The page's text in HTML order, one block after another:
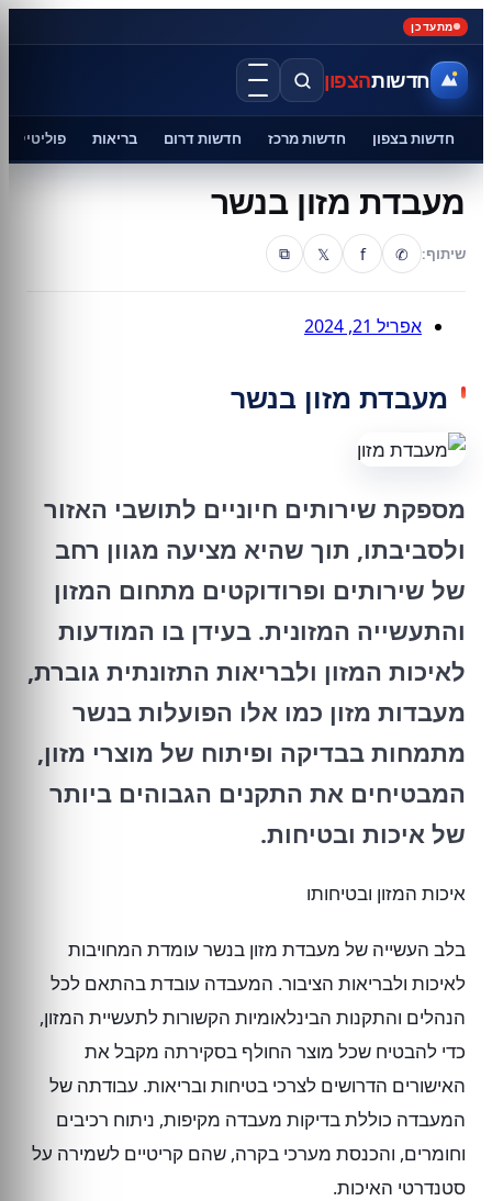
מתעדכן
חדשותהצפון
חדשות בצפון חדשות מרכז חדשות דרום בריאות פוליטיקה
מעבדת מזון בנשר
שיתוף: ✆
f
𝕏
⧉
אפריל 21, 2024
מעבדת מזון בנשר
מספקת שירותים חיוניים לתושבי האזור
ולסביבתו, תוך שהיא מציעה מגוון רחב
של שירותים ופרודוקטים מתחום המזון
והתעשייה המזונית. בעידן בו המודעות
לאיכות המזון ולבריאות התזונתית גוברת,
מעבדות מזון כמו אלו הפועלות בנשר
מתמחות בבדיקה ופיתוח של מוצרי מזון,
המבטיחים את התקנים הגבוהים ביותר
של איכות ובטיחות.
איכות המזון ובטיחותו
בלב העשייה של מעבדת מזון בנשר עומדת המחויבות
לאיכות ולבריאות הציבור. המעבדה עובדת בהתאם לכל
הנהלים והתקנות הבינלאומיות הקשורות לתעשיית המזון,
כדי להבטיח שכל מוצר החולף בסקירתה מקבל את
האישורים הדרושים לצרכי בטיחות ובריאות. עבודתה של
המעבדה כוללת בדיקות מעבדה מקיפות, ניתוח רכיבים
וחומרים, והכנסת מערכי בקרה, שהם קריטיים לשמירה על
סטנדרטי האיכות.